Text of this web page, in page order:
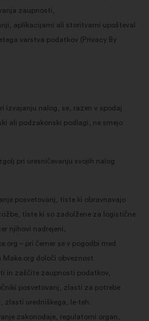
zaupnosti,
aplikacijami ali storitvami upošteval
varstva podatkov (Privacy By
izvajanju nalog, se, razen v spodaj
ali podzakonski podlagi, ne smejo
pri uresničevanju svojih nalog
posvetovanj, tiste ki obravnavajo
tiste ki so zadolžene za logistične
njihovi nadrejeni,
– pri čemer se v pogodbi med
določi obveznost
in zaščite zaupnosti podatkov,
posvetovanj, zlasti za potrebe
zlasti uredniškega, le-teh.
zakonodaje, regulatorni organ,